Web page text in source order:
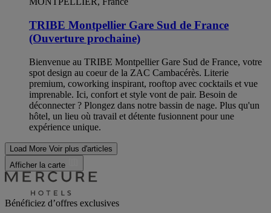
TRIBE Montpellier Gare Sud de France
(Ouverture prochaine)
Bienvenue au TRIBE Montpellier Gare Sud de France, votre
spot design au coeur de la ZAC Cambacérès. Literie
premium, coworking inspirant, rooftop avec cocktails et vue
imprenable. Ici, confort et style vont de pair. Besoin de
déconnecter ? Plongez dans notre bassin de nage. Plus qu'un
hôtel, un lieu où travail et détente fusionnent pour une
expérience unique.
Load More Voir plus d'articles
Afficher la carte
Bénéficiez d’offres exclusives